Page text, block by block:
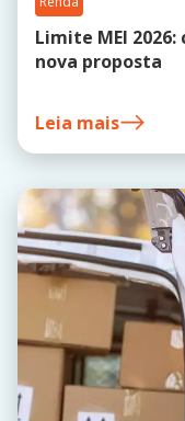
Limite MEI
nova proposta
Leia mais